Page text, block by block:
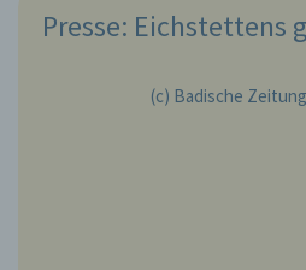
Presse: Eichstettens
(c) Badische